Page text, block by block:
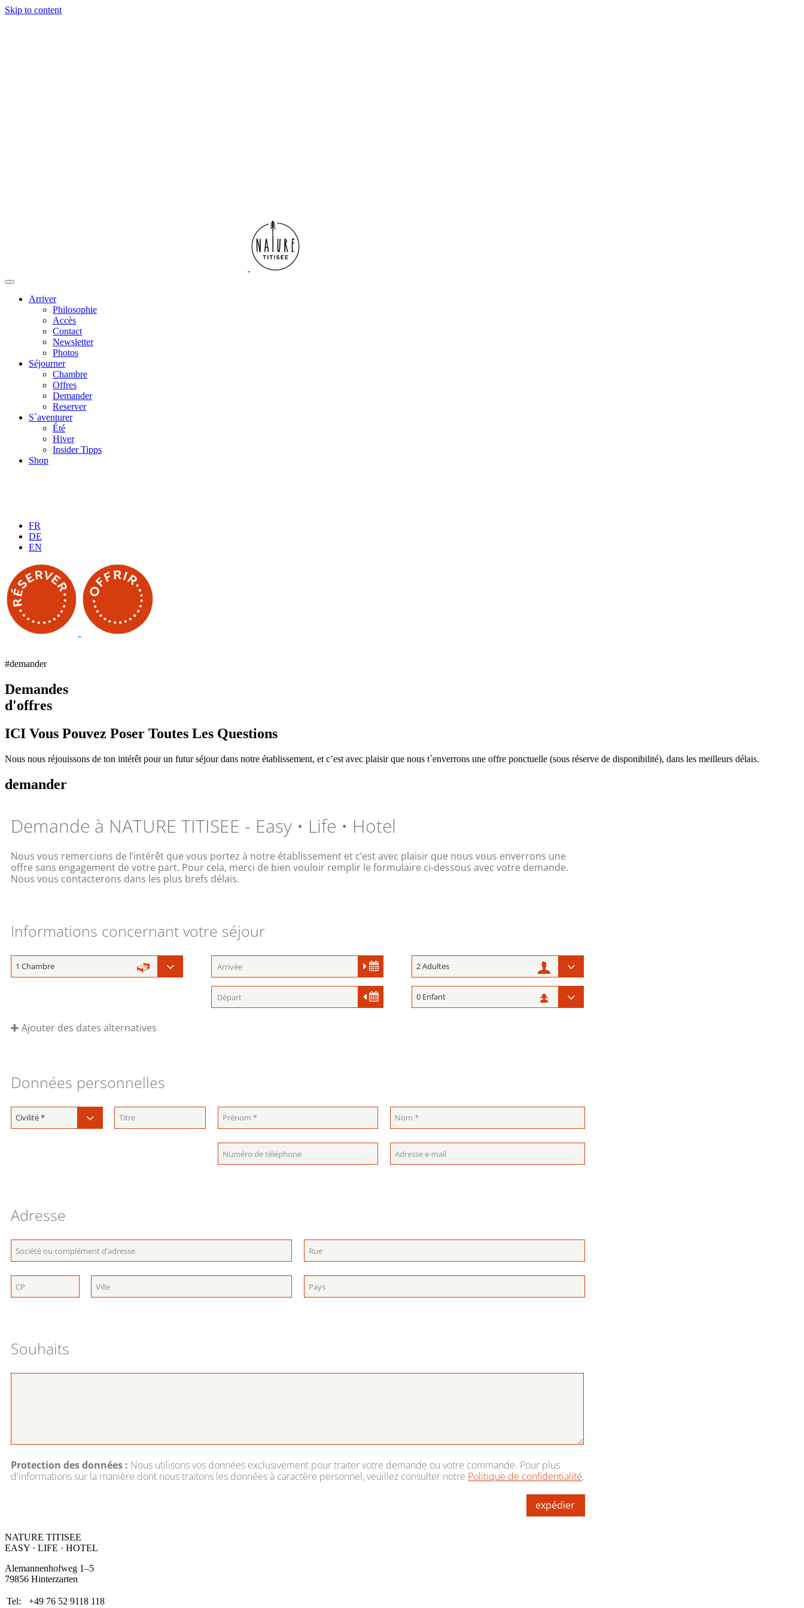
Skip to content
Arriver
Philosophie
Accès
Contact
Newsletter
Photos
Séjourner
Chambre
Offres
Demander
Reserver
S`aventurer
Été
Hiver
Insider Tipps
Shop
FR
DE
EN
#demander
Demandes
d'offres
ICI Vous Pouvez Poser Toutes Les Questions
Nous nous réjouissons de ton intérêt pour un futur séjour dans notre établissement, et c’est avec plaisir que nous t`enverrons une offre ponctuelle (sous réserve de disponibilité), dans les meilleurs délais.
demander
Demande à NATURE TITISEE - Easy • Life • Hotel
Nous vous remercions de l’intérêt que vous portez à notre établissement et c’est avec plaisir que nous vous enverrons une
offre sans engagement de votre part. Pour cela, merci de bien vouloir remplir le formulaire ci-dessous avec votre demande.
Nous vous contacterons dans les plus brefs délais.
Informations concernant votre séjour
Ajouter des dates alternatives
Données personnelles
Adresse
Souhaits
Protection des données : Nous utilisons vos données exclusivement pour traiter votre demande ou votre commande. Pour plus
d'informations sur la manière dont nous traitons les données à caractère personnel, veuillez consulter notre Politique de confidentialité.
expédier
NATURE TITISEE
EASY · LIFE · HOTEL
Alemannenhofweg 1–5
79856 Hinterzarten
Tel: +49 76 52 9118 118